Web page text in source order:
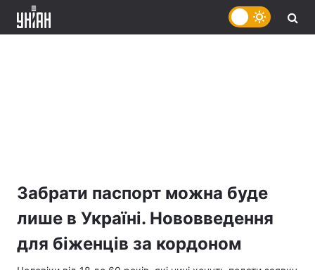
Забрати паспорт можна буде
лише в Україні. Нововведення
для біженців за кордоном